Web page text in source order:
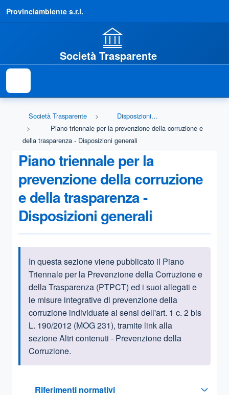
Provinciambiente s.r.l.
Società Trasparente
Società Trasparente
Disposizioni generali
Piano triennale per la prevenzione della corruzione e
della trasparenza - Disposizioni generali
Piano triennale per la
prevenzione della corruzione
e della trasparenza -
Disposizioni generali
Informazioni introduttive
In questa sezione viene pubblicato il Piano
Triennale per la Prevenzione della Corruzione e
della Trasparenza (PTPCT) ed i suoi allegati e
le misure integrative di prevenzione della
corruzione individuate ai sensi dell'art. 1 c. 2 bis
L. 190/2012 (MOG 231), tramite link alla
sezione Altri contenuti - Prevenzione della
Corruzione.
Riferimenti normativi